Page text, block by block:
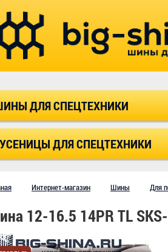
ДЛЯ СПЕЦТЕХНИКИ
ДЛЯ СПЕЦТЕХНИКИ
Интернет-магазин Шины Для
12-16.5 14PR TL SKS-